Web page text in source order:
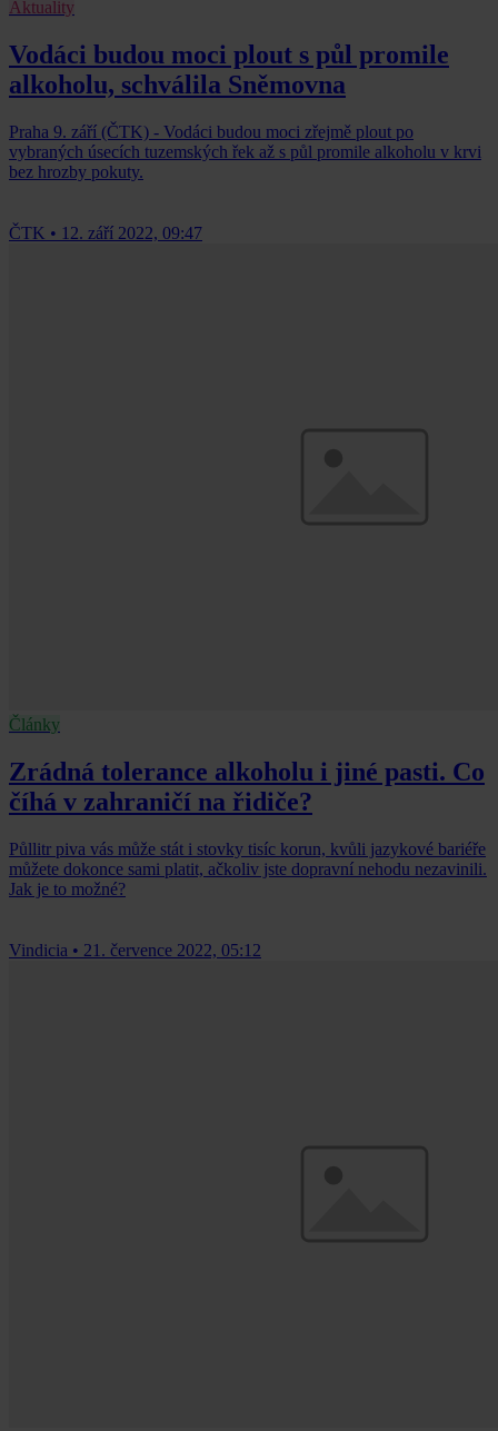
Aktuality
Vodáci budou moci plout s půl promile
alkoholu, schválila Sněmovna
Praha 9. září (ČTK) - Vodáci budou moci zřejmě plout po
vybraných úsecích tuzemských řek až s půl promile alkoholu v krvi
bez hrozby pokuty.
ČTK • 12. září 2022, 09:47
Články
Zrádná tolerance alkoholu i jiné pasti. Co
číhá v zahraničí na řidiče?
Půllitr piva vás může stát i stovky tisíc korun, kvůli jazykové bariéře
můžete dokonce sami platit, ačkoliv jste dopravní nehodu nezavinili.
Jak je to možné?
Vindicia • 21. července 2022, 05:12